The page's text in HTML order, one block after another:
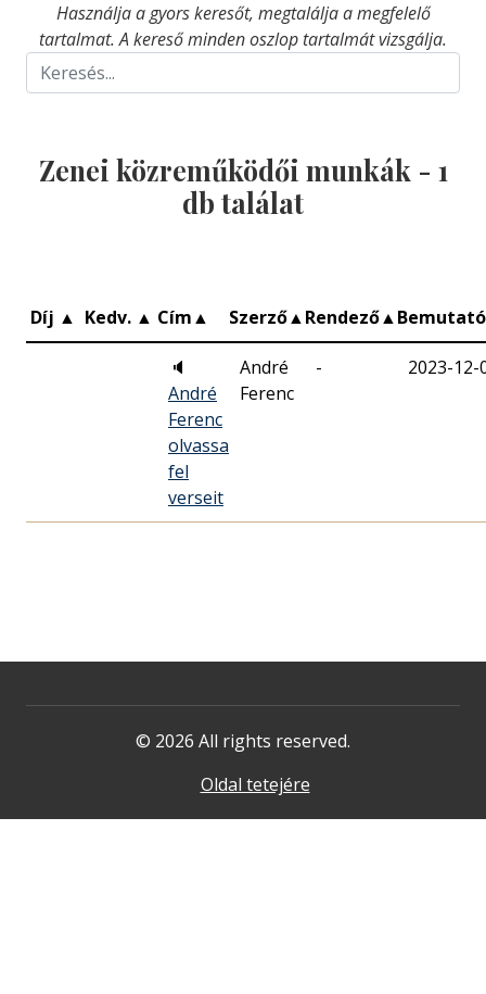
Használja a gyors keresőt, megtalálja a megfelelő
tartalmat. A kereső minden oszlop tartalmát vizsgálja.
Zenei közreműködői munkák - 1
db találat
Díj ▲ Kedv. ▲ Cím▲ Szerző▲Rendező▲
🔈
André
Ferenc
olvassa
fel
verseit
André
Ferenc
- 2023-12-
© 2026 All rights reserved.
Oldal tetejére